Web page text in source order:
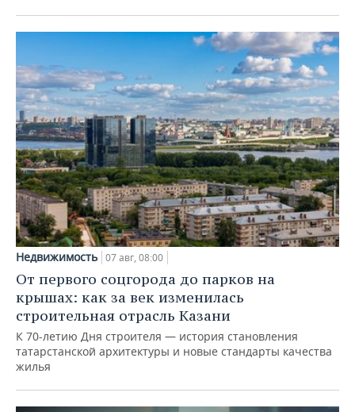
Недвижимость 07 авг, 08:00
От первого соцгорода до парков на
крышах: как за век изменилась
строительная отрасль Казани
К 70-летию Дня строителя — история становления
татарстанской архитектуры и новые стандарты качества
жилья